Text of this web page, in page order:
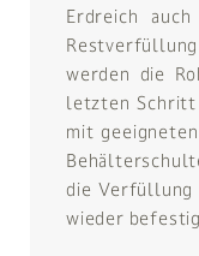
Erdreich
werden die
letzten Schritt
mit
die Verfüllung
wieder